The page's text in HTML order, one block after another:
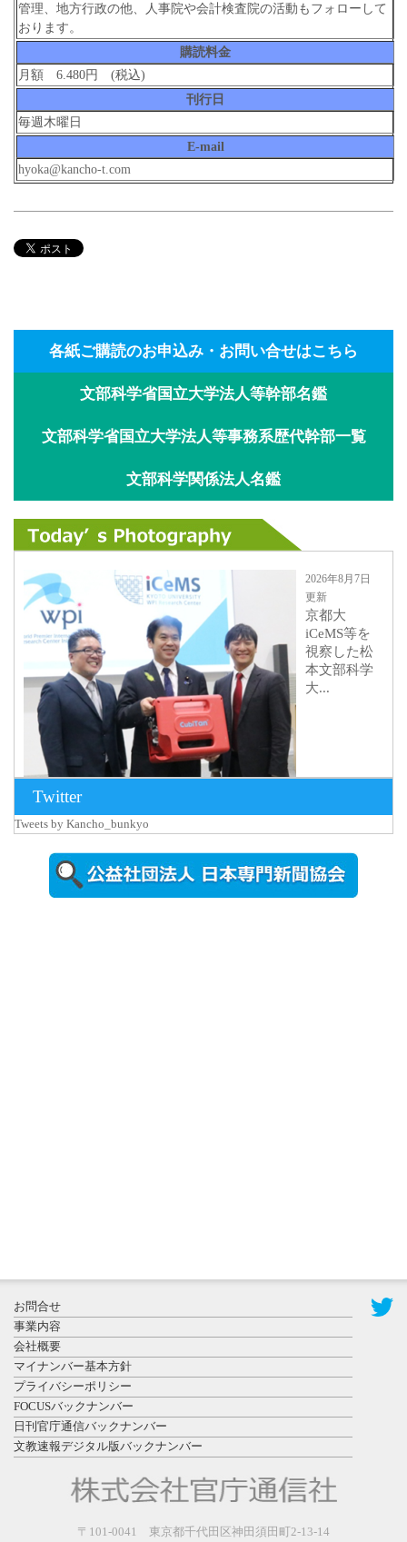
管理、地方行政の他、人事院や会計検査院の活動もフォローして
おります。
購読料金
月額 6.480円 (税込)
刊行日
毎週木曜日
E-mail
hyoka@kancho-t.com
各紙ご購読のお申込み・お問い合せはこちら
文部科学省国立大学法人等幹部名鑑
文部科学省国立大学法人等事務系歴代幹部一覧
文部科学関係法人名鑑
2026年8月7日
更新
京都大
iCeMS等を
視察した松
本文部科学
大...
2026年8月5日
更新
農工大で大
登録有形文
化財となっ
た東北大植
物園八...
日更新
Twitter
Tweets by Kancho_bunkyo
お問合せ
事業内容
会社概要
マイナンバー基本方針
プライバシーポリシー
FOCUSバックナンバー
日刊官庁通信バックナンバー
文教速報デジタル版バックナンバー
〒101-0041 東京都千代田区神田須田町2-13-14